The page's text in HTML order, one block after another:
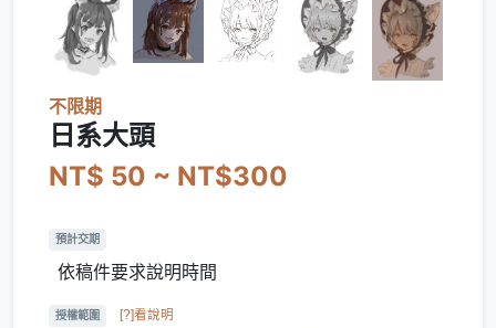
不限期
日系大頭
NT$ 50 ~ NT$300
預計交期
依稿件要求說明時間
授權範圍 [?]看說明